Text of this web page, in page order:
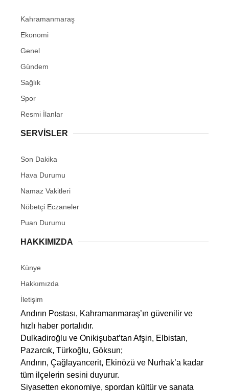
Kahramanmaraş
Ekonomi
Genel
Gündem
Sağlık
Spor
Resmi İlanlar
SERVİSLER
Son Dakika
Hava Durumu
Namaz Vakitleri
Nöbetçi Eczaneler
Puan Durumu
HAKKIMIZDA
Künye
Hakkımızda
İletişim
Andırın Postası, Kahramanmaraş’ın güvenilir ve
hızlı haber portalıdır.
Dulkadiroğlu ve Onikişubat’tan Afşin, Elbistan,
Pazarcık, Türkoğlu, Göksun;
Andırın, Çağlayancerit, Ekinözü ve Nurhak’a kadar
tüm ilçelerin sesini duyurur.
Siyasetten ekonomiye, spordan kültür ve sanata